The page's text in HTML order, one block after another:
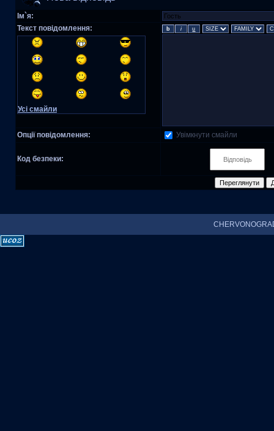
Ім`я:
Текст повідомлення:
Усі смайли
Опції повідомлення: Увімкнути смайли
Код безпеки: